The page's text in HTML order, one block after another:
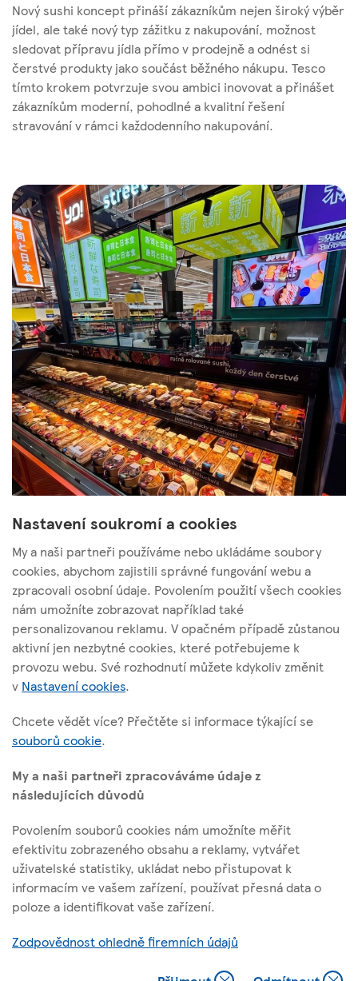
Nový sushi koncept přináší zákazníkům nejen široký výběr
jídel, ale také nový typ zážitku z nakupování, možnost
sledovat přípravu jídla přímo v prodejně a odnést si
čerstvé produkty jako součást běžného nákupu. Tesco
tímto krokem potvrzuje svou ambici inovovat a přinášet
zákazníkům moderní, pohodlné a kvalitní řešení
stravování v rámci každodenního nakupování.
Tesco Stores ČR, a. s.
Vršovická 1527/68b; 100 00 Praha 10
O těchto stránkách
Užitečné odkazy
Sledujte nás
n
i
f
c
y
u
soudu v Praze
Nastavení soukromí a cookies
My a naši partneři používáme nebo ukládáme soubory
cookies, abychom zajistili správné fungování webu a
zpracovali osobní údaje. Povolením použití všech cookies
nám umožníte zobrazovat například také
personalizovanou reklamu. V opačném případě zůstanou
aktivní jen nezbytné cookies, které potřebujeme k
provozu webu. Své rozhodnutí můžete kdykoliv změnit
v Nastavení cookies.
Chcete vědět více? Přečtěte si informace týkající se
souborů cookie.
My a naši partneři zpracováváme údaje z
následujících důvodů
Povolením souborů cookies nám umožníte měřit
efektivitu zobrazeného obsahu a reklamy, vytvářet
uživatelské statistiky, ukládat nebo přistupovat k
informacím ve vašem zařízení, používat přesná data o
poloze a identifikovat vaše zařízení.
Zodpovědnost ohledně firemních údajů